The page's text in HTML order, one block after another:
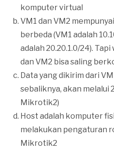
komputer virtual
VM1 dan VM2
berbeda (VM1 adalah
adalah 20.20.1.0/24).
dan VM2 bisa saling
Data yang dikirim dari
sebaliknya, akan melalui
Mikrotik2)
Host adalah komputer
melakukan pengaturan
Mikrotik2